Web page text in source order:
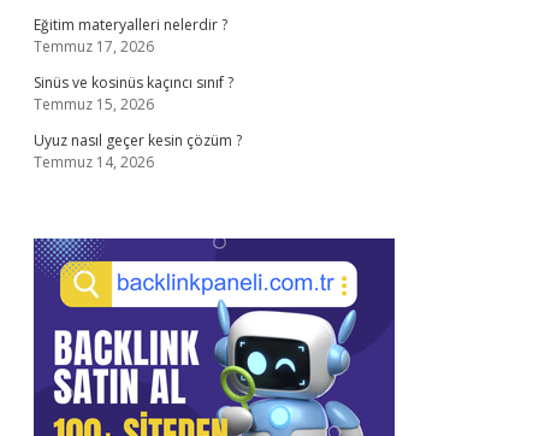
Eğitim materyalleri nelerdir ?
Temmuz 17, 2026
Sinüs ve kosinüs kaçıncı sınıf ?
Temmuz 15, 2026
Uyuz nasıl geçer kesin çözüm ?
Temmuz 14, 2026